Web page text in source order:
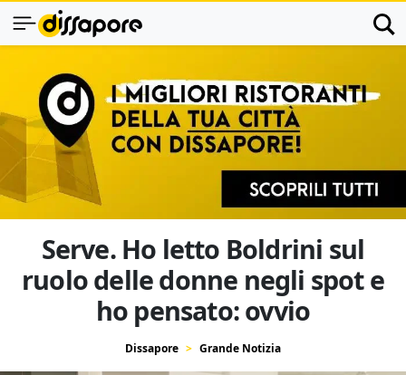
Serve. Ho letto Boldrini sul
ruolo delle donne negli spot e
ho pensato: ovvio
Dissapore Grande Notizia